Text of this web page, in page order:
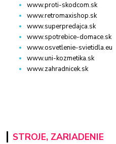
www.proti-skodcom.sk
www.retromaxishop.sk
www.superpredajca.sk
www.spotrebice-domace.sk
www.osvetlenie-svietidla.eu
www.uni-kozmetika.sk
www.zahradnicek.sk
STROJE, ZARIADENIE